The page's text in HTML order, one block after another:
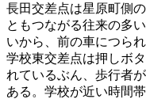
長田交差点は星原町側
ともつながる往来の多
いから、前の車につら
学校東交差点は押しボ
れているぶん、歩行者
ある。学校が近い時間